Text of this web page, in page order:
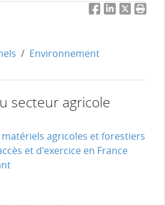
FacebookLinkedIn
Twitter
Environnement
secteur agricole
agricoles et forestiers
et d'exercice en France